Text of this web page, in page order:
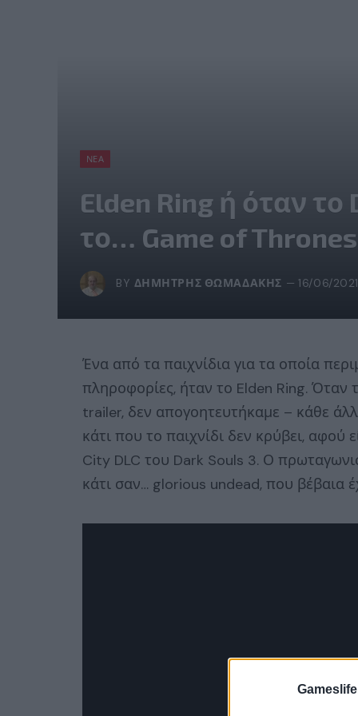
ΝΈΑ
Elden Ring ή όταν
το… Game of
BY ΔΗΜΉΤΡΗΣ ΘΩΜΑΔΆΚΗΣ 16/06/2021
Ένα από τα παιχνίδια για τα οποία
πληροφορίες, ήταν το Elden Ring.
trailer, δεν απογοητευτήκαμε – κάθε
κάτι που το παιχνίδι δεν κρύβει,
City DLC του Dark Souls 3. Ο
κάτι σαν… glorious undead, που βέβαια